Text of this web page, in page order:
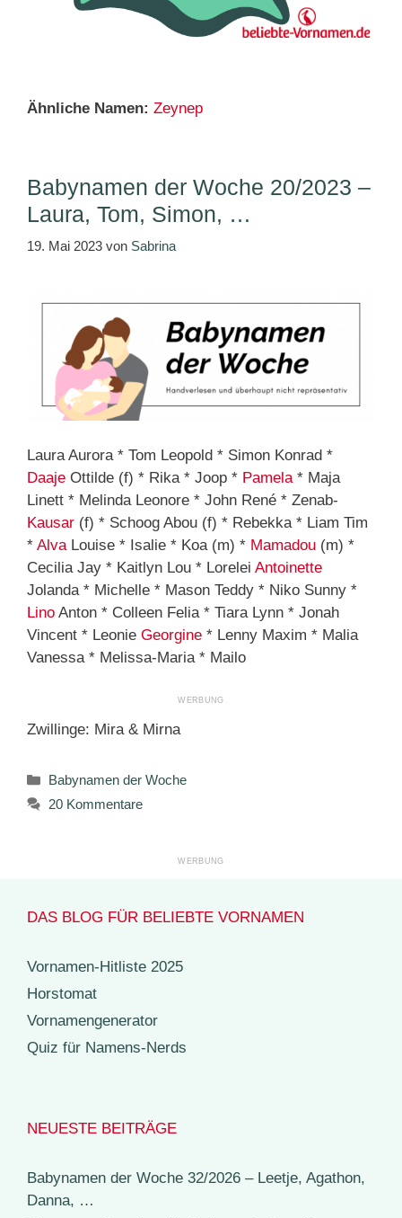
Ähnliche Namen: Zeynep
Babynamen der Woche 20/2023 –
Laura, Tom, Simon, …
19. Mai 2023 von Sabrina
Laura Aurora * Tom Leopold * Simon Konrad *
Daaje Ottilde (f) * Rika * Joop * Pamela * Maja
Linett * Melinda Leonore * John René * Zenab-
Kausar (f) * Schoog Abou (f) * Rebekka * Liam Tim
* Alva Louise * Isalie * Koa (m) * Mamadou (m) *
Cecilia Jay * Kaitlyn Lou * Lorelei Antoinette
Jolanda * Michelle * Mason Teddy * Niko Sunny *
Lino Anton * Colleen Felia * Tiara Lynn * Jonah
Vincent * Leonie Georgine * Lenny Maxim * Malia
Vanessa * Melissa-Maria * Mailo
Zwillinge: Mira & Mirna
Kategorien
Babynamen der Woche
20 Kommentare
DAS BLOG FÜR BELIEBTE VORNAMEN
Vornamen-Hitliste 2025
Horstomat
Vornamengenerator
Quiz für Namens-Nerds
NEUESTE BEITRÄGE
Babynamen der Woche 32/2026 – Leetje, Agathon,
Danna, …